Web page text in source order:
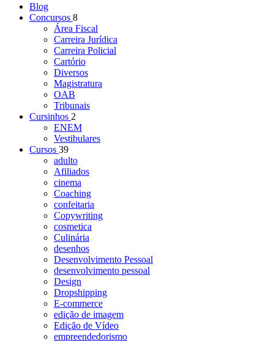
Blog
Concursos 8
Área Fiscal
Carreira Jurídica
Carreira Policial
Cartório
Diversos
Magistratura
OAB
Tribunais
Cursinhos 2
ENEM
Vestibulares
Cursos 39
adulto
Afiliados
cinema
Coaching
confeitaria
Copywriting
cosmetica
Culinária
desenhos
Desenvolvimento Pessoal
desenvolvimento pessoal
Design
Dropshipping
E-commerce
edição de imagem
Edição de Vídeo
empreendedorismo